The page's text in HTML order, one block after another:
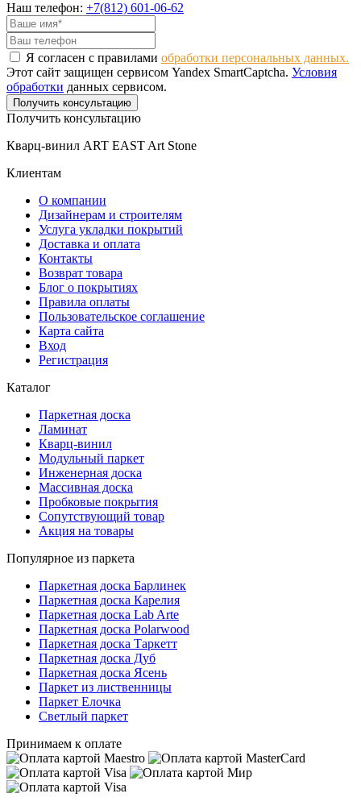
Наш телефон: +7(812) 601-06-62
Я согласен с правилами обработки персональных данных.
Этот сайт защищен сервисом Yandex SmartCaptcha. Условия
обработки данных сервисом.
Получить консультацию
Получить консультацию
Кварц-винил ART EAST Art Stone
Клиентам
О компании
Дизайнерам и строителям
Услуга укладки покрытий
Доставка и оплата
Контакты
Возврат товара
Блог о покрытиях
Правила оплаты
Пользовательское соглашение
Карта сайта
Вход
Регистрация
Каталог
Паркетная доска
Ламинат
Кварц-винил
Модульный паркет
Инженерная доска
Массивная доска
Пробковые покрытия
Сопутствующий товар
Акция на товары
Популярное из паркета
Паркетная доска Барлинек
Паркетная доска Карелия
Паркетная доска Lab Arte
Паркетная доска Polarwood
Паркетная доска Таркетт
Паркетная доска Дуб
Паркетная доска Ясень
Паркет из лиственницы
Паркет Елочка
Светлый паркет
Принимаем к оплате